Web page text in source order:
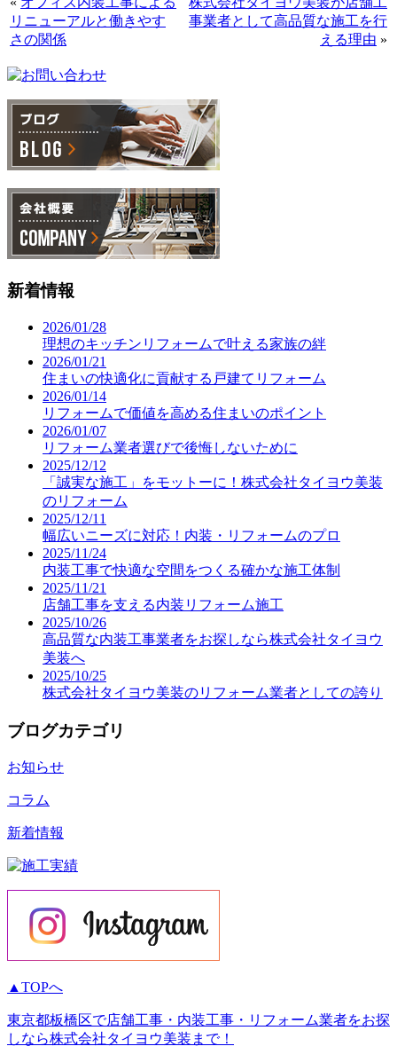
リニューアルと働きやす
さの関係
事業者として高品質な施工を行
える理由 »
新着情報
2026/01/28
理想のキッチンリフォームで叶える家族の絆
2026/01/21
住まいの快適化に貢献する戸建てリフォーム
2026/01/14
リフォームで価値を高める住まいのポイント
2026/01/07
リフォーム業者選びで後悔しないために
2025/12/12
「誠実な施工」をモットーに！株式会社タイヨウ美装
のリフォーム
2025/12/11
幅広いニーズに対応！内装・リフォームのプロ
2025/11/24
内装工事で快適な空間をつくる確かな施工体制
2025/11/21
店舗工事を支える内装リフォーム施工
2025/10/26
高品質な内装工事業者をお探しなら株式会社タイヨウ
美装へ
2025/10/25
株式会社タイヨウ美装のリフォーム業者としての誇り
ブログカテゴリ
お知らせ
コラム
新着情報
▲TOPへ
東京都板橋区で店舗工事・内装工事・リフォーム業者をお探
しなら株式会社タイヨウ美装まで！